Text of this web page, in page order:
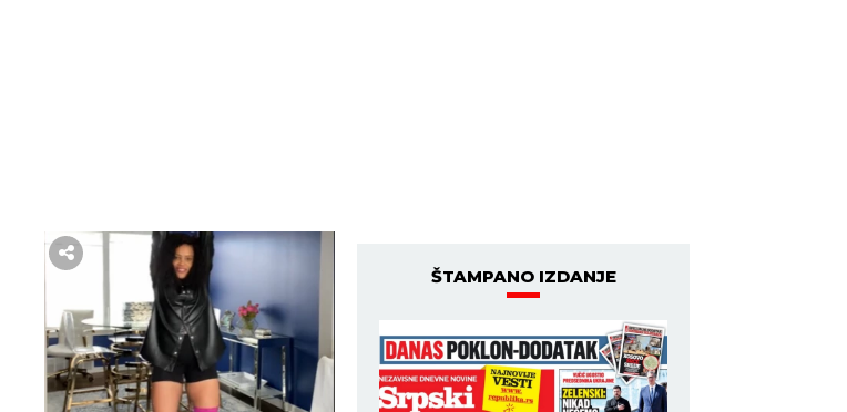
ŠTAMPANO IZDANJE